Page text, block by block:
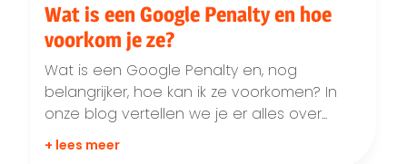
Wat is een Google Penalty en hoe
voorkom je ze?
Wat is een Google Penalty en, nog
belangrijker, hoe kan ik ze voorkomen? In
onze blog vertellen we je er alles over...
+ lees meer